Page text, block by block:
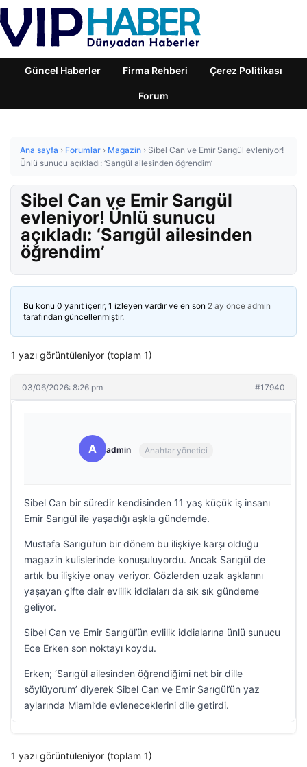
Güncel Haberler Firma Rehberi Çerez Politikası
Forum
Ana sayfa › Forumlar › Magazin › Sibel Can ve Emir Sarıgül evleniyor!
Ünlü sunucu açıkladı: ‘Sarıgül ailesinden öğrendim’
Sibel Can ve Emir Sarıgül
evleniyor! Ünlü sunucu
açıkladı: ‘Sarıgül ailesinden
öğrendim’
Bu konu 0 yanıt içerir, 1 izleyen vardır ve en son 2 ay önce admin
tarafından güncellenmiştir.
1 yazı görüntüleniyor (toplam 1)
03/06/2026: 8:26 pm #17940
A admin Anahtar yönetici
Sibel Can bir süredir kendisinden 11 yaş küçük iş insanı
Emir Sarıgül ile yaşadığı aşkla gündemde.
Mustafa Sarıgül’ün bir dönem bu ilişkiye karşı olduğu
magazin kulislerinde konuşuluyordu. Ancak Sarıgül de
artık bu ilişkiye onay veriyor. Gözlerden uzak aşklarını
yaşayan çifte dair evlilik iddiaları da sık sık gündeme
geliyor.
Sibel Can ve Emir Sarıgül’ün evlilik iddialarına ünlü sunucu
Ece Erken son noktayı koydu.
Erken; ‘Sarıgül ailesinden öğrendiğimi net bir dille
söylüyorum’ diyerek Sibel Can ve Emir Sarıgül’ün yaz
aylarında Miami’de evleneceklerini dile getirdi.
1 yazı görüntüleniyor (toplam 1)